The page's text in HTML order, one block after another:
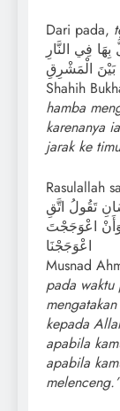
Dari pada,
فِي النَّارِ
بَيْنَ الْمَشْرِقِ
Shahih
hamba
karenanya
jarak ke
Rasulallah
تَقُولُ اتَّقِ
وَأَنْ اعْوَجَجْتَ
اعْوَجَجْنَا
Musnad
pada waktu
kepada
apabila
apabila